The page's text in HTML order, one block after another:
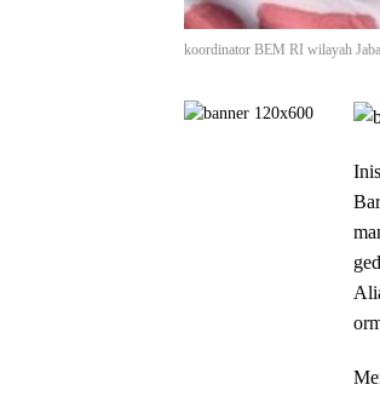
koordinator BEM RI wilayah